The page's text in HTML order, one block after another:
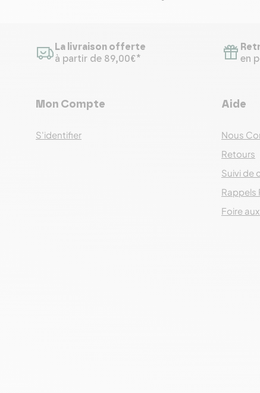
La livraison offerte
à partir de 89,00€*
en
Mon Compte
S'identifier
Aide
Nous
Retours
Suivi de
Rappels
Foire